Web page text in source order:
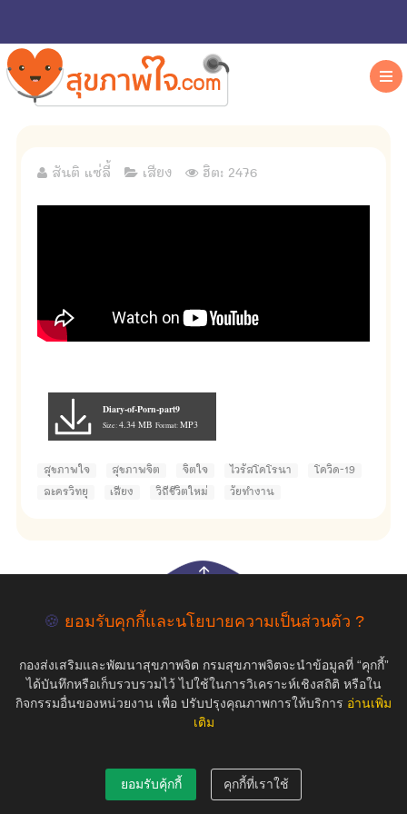
สันติ แซ่ลี้ เสียง ฮิต: 2476
Diary-of-Porn-part9
Size: 4.34 MB Format: MP3
สุขภาพใจ สุขภาพจิต จิตใจ ไวรัสโคโรนา โควิด-19
ละครวิทยุ เสียง วิถีชีวิตใหม่ วัยทำงาน
COPYRIGHT ©2019 สุขภาพใจ.com สงวนลิขสิทธิ์.
🍪 ยอมรับคุกกี้และนโยบายความเป็นส่วนตัว ?
กองส่งเสริมและพัฒนาสุขภาพจิต กรมสุขภาพจิตจะนำข้อมูลที่ “คุกกี้”
ได้บันทึกหรือเก็บรวบรวมไว้ ไปใช้ในการวิเคราะห์เชิงสถิติ หรือใน
กิจกรรมอื่นของหน่วยงาน เพื่อ ปรับปรุงคุณภาพการให้บริการ อ่านเพิ่ม
เติม
ยอมรับคุ้กกี้ คุกกี้ที่เราใช้